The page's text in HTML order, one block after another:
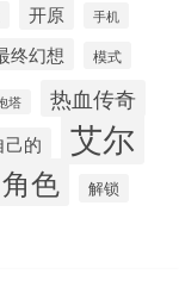
开原 手机
终幻想 模式
塔 热血传奇
己的 艾尔
角色 解锁